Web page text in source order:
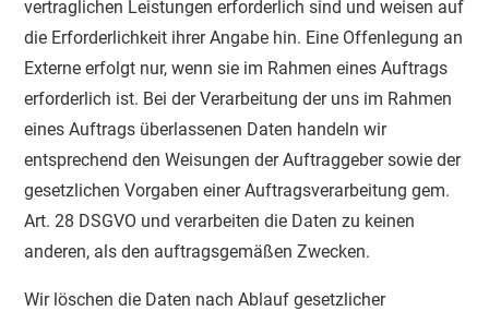
vertraglichen Leistungen erforderlich sind und weisen auf
die Erforderlichkeit ihrer Angabe hin. Eine Offenlegung an
Externe erfolgt nur, wenn sie im Rahmen eines Auftrags
erforderlich ist. Bei der Verarbeitung der uns im Rahmen
eines Auftrags überlassenen Daten handeln wir
entsprechend den Weisungen der Auftraggeber sowie der
gesetzlichen Vorgaben einer Auftragsverarbeitung gem.
Art. 28 DSGVO und verarbeiten die Daten zu keinen
anderen, als den auftragsgemäßen Zwecken.
Wir löschen die Daten nach Ablauf gesetzlicher